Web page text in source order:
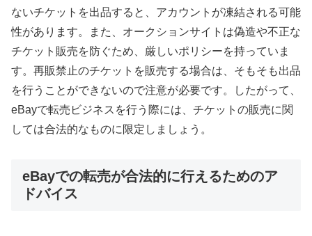
ないチケットを出品すると、アカウントが凍結される可能
性があります。また、オークションサイトは偽造や不正な
チケット販売を防ぐため、厳しいポリシーを持っていま
す。再販禁止のチケットを販売する場合は、そもそも出品
を行うことができないので注意が必要です。したがって、
eBayで転売ビジネスを行う際には、チケットの販売に関
しては合法的なものに限定しましょう。
eBayでの転売が合法的に行えるためのア
ドバイス